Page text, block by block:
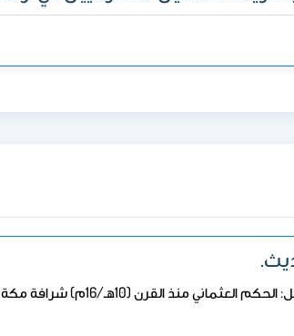
يتناول المقرر موضوع أو أكثر في تاريخ